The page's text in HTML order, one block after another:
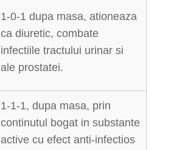
1-0-1 dupa masa, ationeaza
ca diuretic, combate
infectiile tractului urinar si
ale prostatei.
1-1-1, dupa masa, prin
continutul bogat in substante
active cu efect anti-infectios